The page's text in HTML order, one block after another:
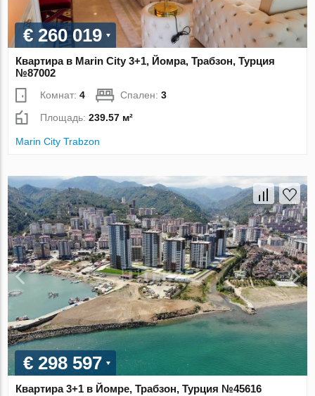
€ 260 019
Квартира в Marin City 3+1, Йомра, Трабзон, Турция
№87002
Комнат:4 Спален:3
Площадь:239.57 м²
Marin City Trabzon
€ 298 597
Квартира 3+1 в Йомре, Трабзон, Турция №45616